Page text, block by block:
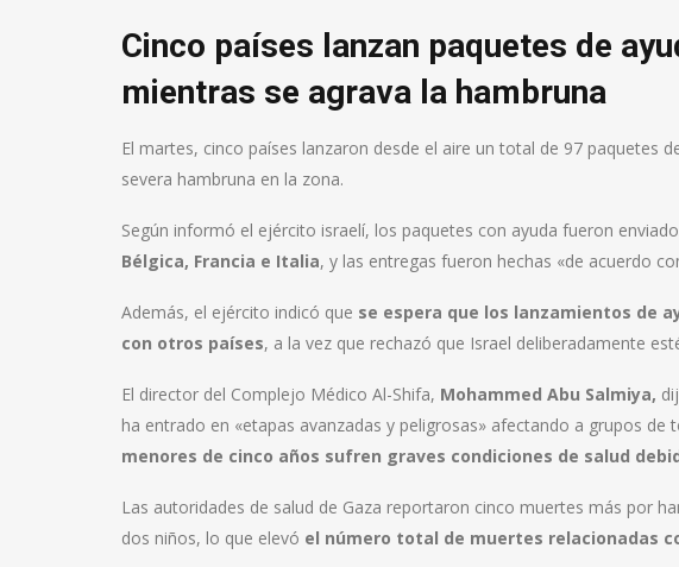
Cinco países lanzan paquetes de
mientras se agrava la hambruna
El martes, cinco países lanzaron desde el aire un total de 97 paquetes
severa hambruna en la zona.
Según informó el ejército israelí, los paquetes con ayuda fueron
Bélgica, Francia e Italia, y las entregas fueron hechas «de acuerdo
Además, el ejército indicó que se espera que los lanzamientos de
con otros países, a la vez que rechazó que Israel deliberadamente
El director del Complejo Médico Al-Shifa, Mohammed Abu Salmiya,
ha entrado en «etapas avanzadas y peligrosas» afectando a grupos de
menores de cinco años sufren graves condiciones de salud
Las autoridades de salud de Gaza reportaron cinco muertes más por
dos niños, lo que elevó el número total de muertes relacionadas